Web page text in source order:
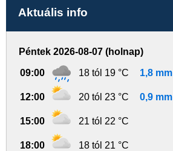
Aktuális info
Péntek 2026-08-07 (holnap)
09:00 18 tól 19 °C 1,8 mm
12:00 20 tól 23 °C 0,9 mm
15:00 21 tól 22 °C
18:00 18 tól 21 °C